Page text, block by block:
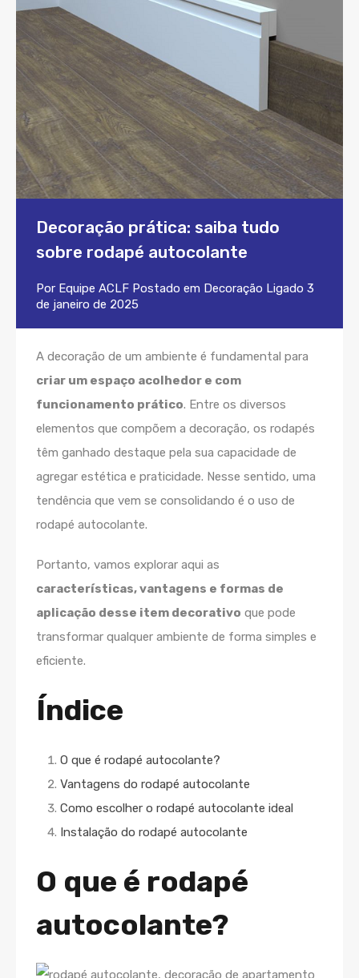
Decoração prática: saiba tudo
sobre rodapé autocolante
Por Equipe ACLF Postado em Decoração Ligado 3
de janeiro de 2025
A decoração de um ambiente é fundamental para
criar um espaço acolhedor e com
funcionamento prático. Entre os diversos
elementos que compõem a decoração, os rodapés
têm ganhado destaque pela sua capacidade de
agregar estética e praticidade. Nesse sentido, uma
tendência que vem se consolidando é o uso de
rodapé autocolante.
Portanto, vamos explorar aqui as
características, vantagens e formas de
aplicação desse item decorativo que pode
transformar qualquer ambiente de forma simples e
eficiente.
Índice
O que é rodapé autocolante?
Vantagens do rodapé autocolante
Como escolher o rodapé autocolante ideal
Instalação do rodapé autocolante
O que é rodapé
autocolante?